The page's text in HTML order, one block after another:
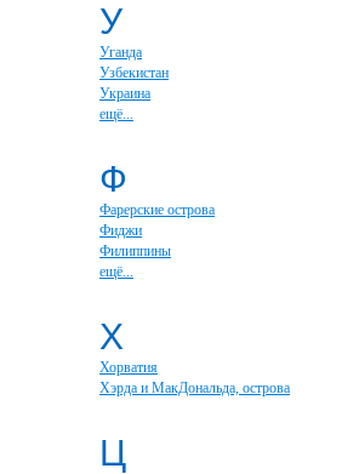
У
Уганда
Узбекистан
Украина
ещё...
Ф
Фарерские острова
Фиджи
Филиппины
ещё...
Х
Хорватия
Хэрда и МакДональда, острова
Ц